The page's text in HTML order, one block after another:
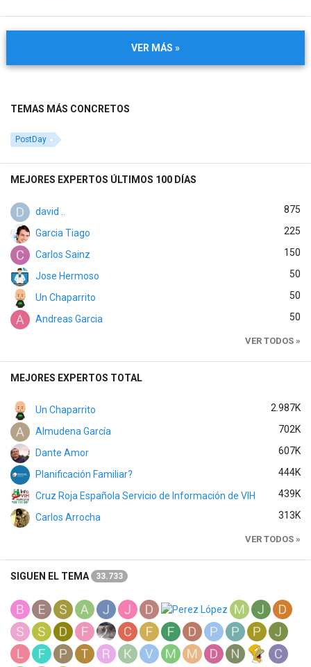
VER MÁS »
TEMAS MÁS CONCRETOS
PostDay
MEJORES EXPERTOS ÚLTIMOS 100 DÍAS
david .. 875
Garcia Tiago 225
Carlos Sainz 150
Jose Hermoso 50
Un Chaparrito 50
Andreas Garcia 50
VER TODOS »
MEJORES EXPERTOS TOTAL
Un Chaparrito 2.987K
Almudena García 702K
Dante Amor 607K
Planificación Familiar? 444K
Cruz Roja Española Servicio de Información de VIH 439K
Carlos Arrocha 313K
VER TODOS »
SIGUEN EL TEMA 33.733